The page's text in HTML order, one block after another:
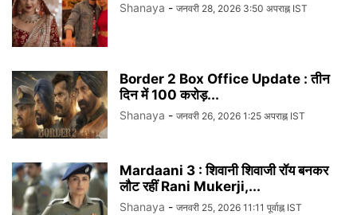
Shanaya - जनवरी 28, 2026 3:50 अपराह्न IST
Border 2 Box Office Update : तीन
दिन में 100 करोड़...
Shanaya - जनवरी 26, 2026 1:25 अपराह्न IST
Mardaani 3 : शिवानी शिवाजी रॉय बनकर
लौट रहीं Rani Mukerji,...
Shanaya - जनवरी 25, 2026 11:11 पूर्वाह्न IST